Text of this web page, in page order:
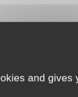
Copropriété
Professions
and gives